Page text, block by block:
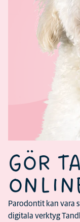
GÖR
Parodontit kan vara
digitala verktyg